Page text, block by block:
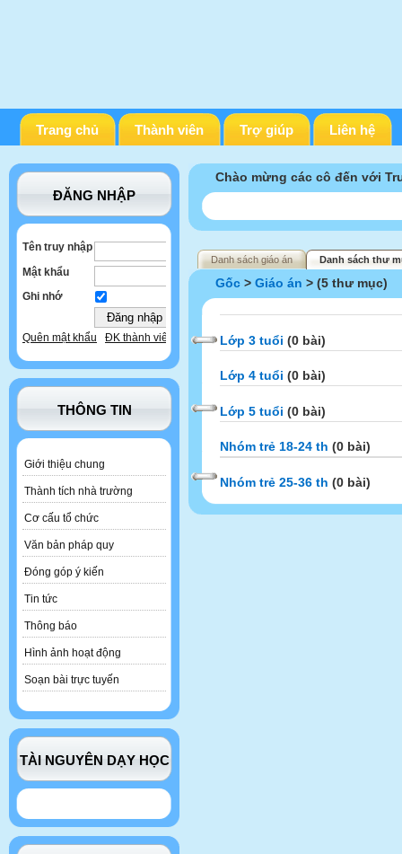
Trang chủ Thành viên Trợ giúp Liên hệ
ĐĂNG NHẬP
Tên truy nhập
Mật khẩu
Ghi nhớ
Quên mật khẩu ĐK thành viên
THÔNG TIN
Giới thiệu chung
Thành tích nhà trường
Cơ cấu tổ chức
Văn bản pháp quy
Đóng góp ý kiến
Tin tức
Thông báo
Hình ảnh hoạt động
Soạn bài trực tuyến
TÀI NGUYÊN DẠY HỌC
Chào mừng các cô đến với
Danh sách giáo án Danh sách thư
Gốc > Giáo án > (5 thư mục)
Lớp 3 tuổi (0 bài)
Lớp 4 tuổi (0 bài)
Lớp 5 tuổi (0 bài)
Nhóm trẻ 18-24 th (0 bài)
Nhóm trẻ 25-36 th (0 bài)